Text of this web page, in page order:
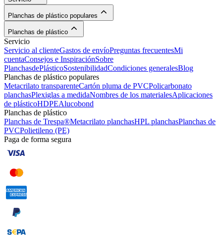
Planchas de plástico populares
Planchas de plástico
Servicio
Servicio al clienteGastos de envíoPreguntas frecuentesMi
cuentaConsejos e InspiraciónSobre
PlanchasdePlásticoSostenibilidadCondiciones generalesBlog
Planchas de plástico populares
Metacrilato transparenteCartón pluma de PVCPolicarbonato
planchasPlexiglas a medidaNombres de los materialesAplicaciones
de plásticoHDPEAlucobond
Planchas de plástico
Planchas de Trespa®Metacrilato planchasHPL planchasPlanchas de
PVCPolietileno (PE)
Paga de forma segura